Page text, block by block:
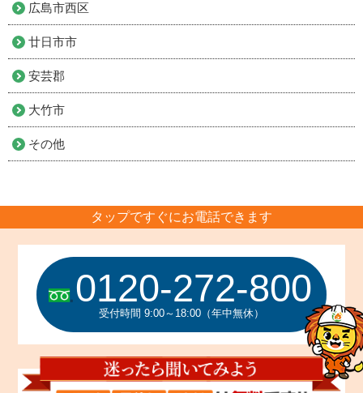
広島市西区
廿日市市
安芸郡
大竹市
その他
タップですぐにお電話できます
0120-272-800
受付時間 9:00～18:00（年中無休）